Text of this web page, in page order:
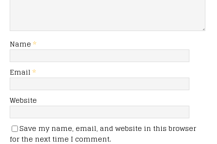
Name *
Email *
Website
Save my name, email, and website in this browser
for the next time I comment.